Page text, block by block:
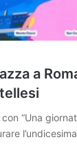
a
“Una